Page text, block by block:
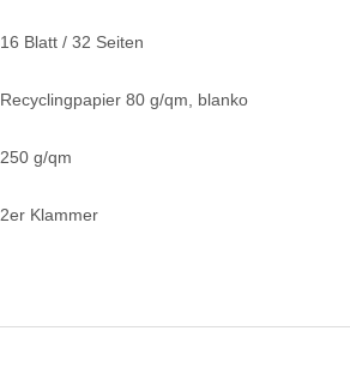
16 Blatt / 32 Seiten
Recyclingpapier 80 g/qm, blanko
250 g/qm
2er Klammer